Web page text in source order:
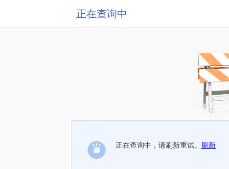
正在查询中
正在查询中，请刷新重试。 刷新